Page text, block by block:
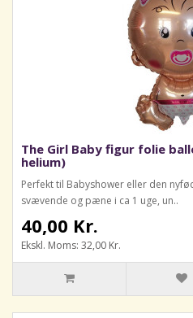
The Girl Baby figur folie
helium)
Perfekt til Babyshower eller den
svævende og pæne i ca 1 uge, un..
40,00 Kr.
Ekskl. Moms: 32,00 Kr.